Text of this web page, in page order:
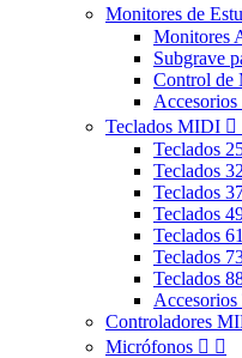
Monitores de
Monitores
Subgrave
Control de
Teclados MIDI 
Teclados
Teclados
Teclados
Teclados
Teclados
Teclados
Teclados
Controladores
Micrófonos  